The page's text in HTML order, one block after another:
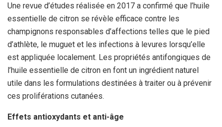
Une revue d’études réalisée en 2017 a confirmé que l’huile
essentielle de citron se révèle efficace contre les
champignons responsables d’affections telles que le pied
d’athlète, le muguet et les infections à levures lorsqu’elle
est appliquée localement. Les propriétés antifongiques de
l’huile essentielle de citron en font un ingrédient naturel
utile dans les formulations destinées à traiter ou à prévenir
ces proliférations cutanées.
Effets antioxydants et anti-âge